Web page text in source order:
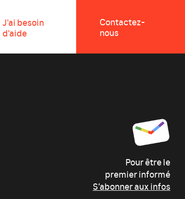
Contactez-
nous
J'ai besoin
d'aide
Pour être le
premier informé
S’abonner aux infos